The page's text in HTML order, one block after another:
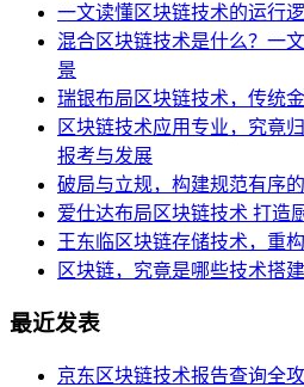
一文读懂区块链技术的运行
混合区块链技术是什么？一
景
瑞银布局区块链技术，传统
区块链技术应用专业，究竟
报考与发展
破局与立规，构建规范有序
爱仕达布局区块链技术 打造
王东临区块链存储技术，重
区块链，究竟是哪些技术搭
最近发表
京东区块链技术报告查询全